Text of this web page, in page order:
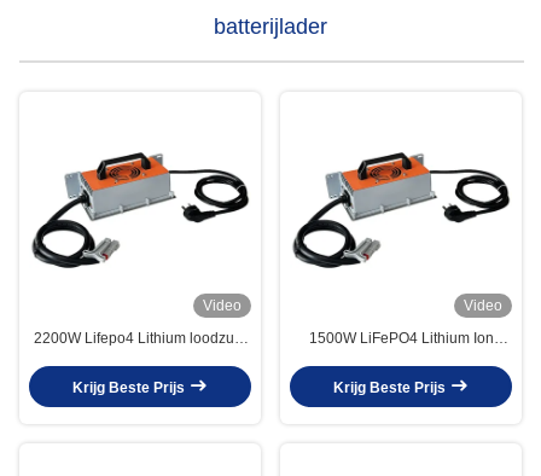
batterijlader
Video
2200W Lifepo4 Lithium loodzuur
24V 50A 36V 40A 48V 30A 60V
30A
Krijg Beste Prijs
Video
1500W LiFePO4 Lithium Ion
25A 48V 25A 60V 18A 72V 15A
Krijg Beste Prijs